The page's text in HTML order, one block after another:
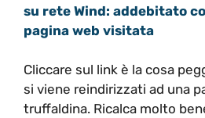
su rete Wind: addebitato
pagina web visitata
Cliccare sul link è la cosa
si viene reindirizzati ad una
truffaldina. Ricalca molto